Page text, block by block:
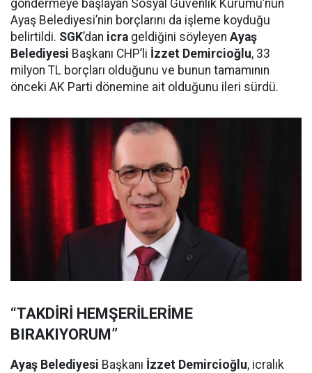
göndermeye başlayan Sosyal Güvenlik Kurumu’nun
Ayaş Belediyesi’nin borçlarını da işleme koyduğu
belirtildi. SGK’dan icra geldiğini söyleyen Ayaş
Belediyesi Başkanı CHP’li İzzet Demircioğlu, 33
milyon TL borçları olduğunu ve bunun tamamının
önceki AK Parti dönemine ait olduğunu ileri sürdü.
“TAKDİRİ HEMŞERİLERİME
BIRAKIYORUM”
Ayaş Belediyesi Başkanı İzzet Demircioğlu, icralık